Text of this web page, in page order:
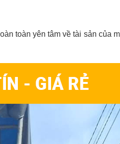
toàn yên tâm về tài sản của